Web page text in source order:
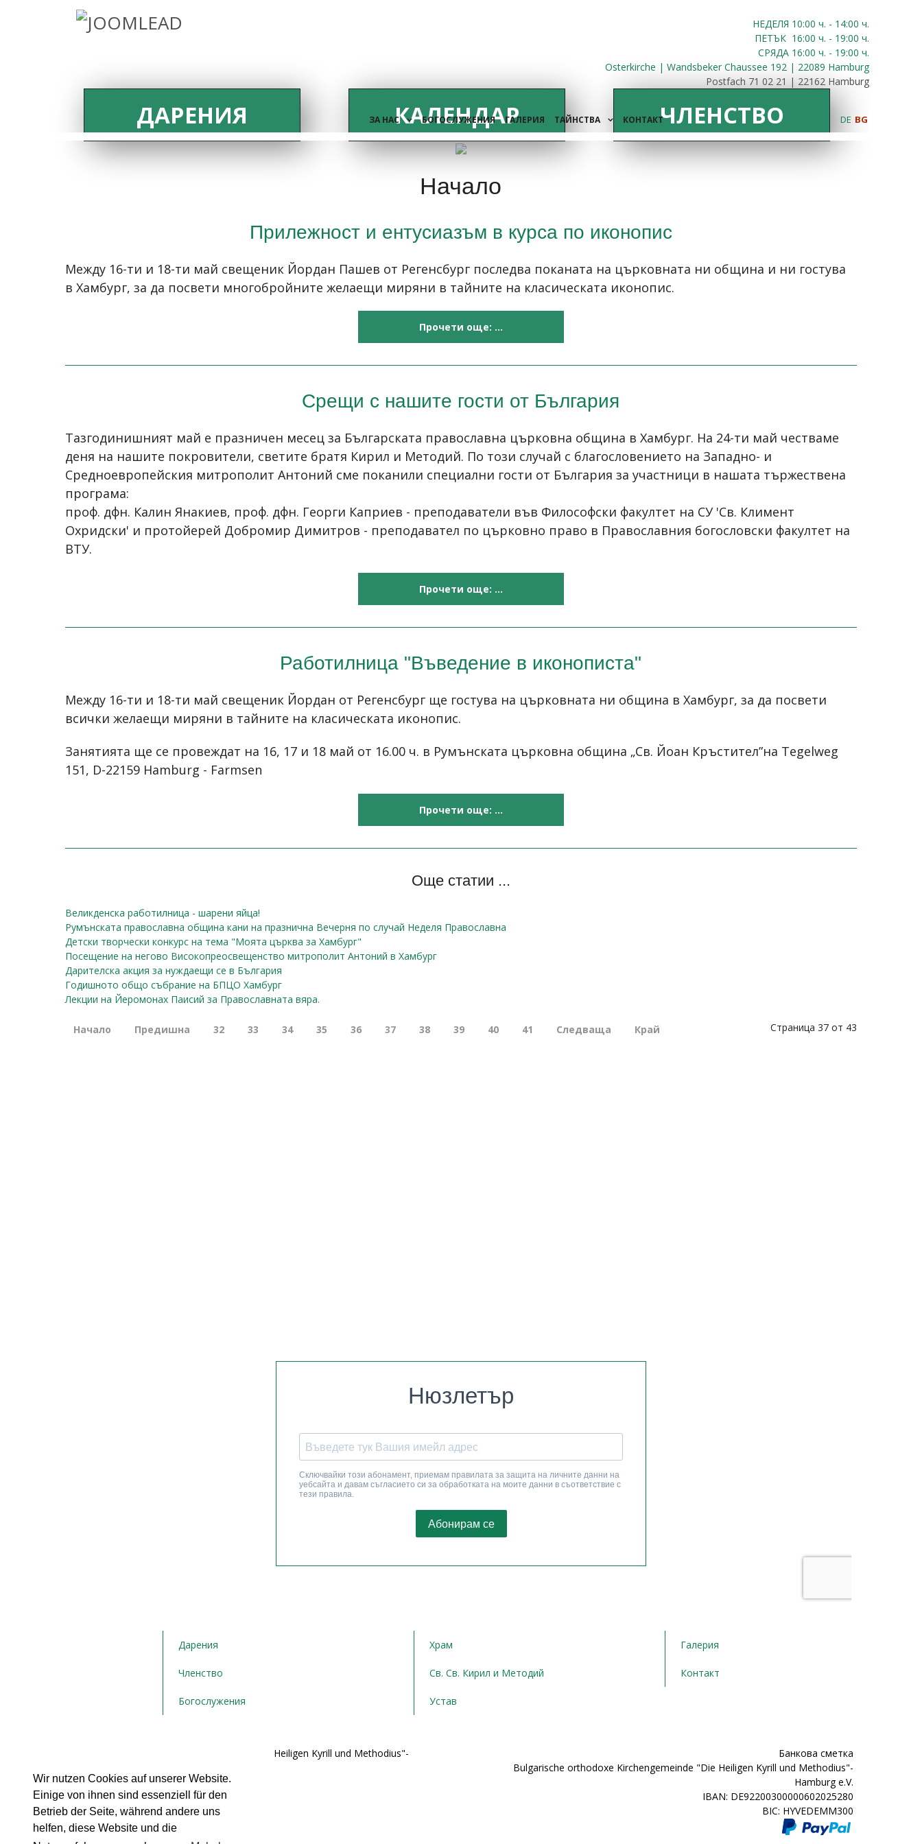
Wir nutzen Cookies auf unserer Website.
Einige von ihnen sind essenziell für den
Betrieb der Seite, während andere uns
helfen, diese Website und die
НЕДЕЛЯ 10:00 ч. - 14:00 ч.
ПЕТЪК 16:00 ч. - 19:00 ч.
СРЯДА 16:00 ч. - 19:00 ч.
Osterkirche | Wandsbeker Chaussee 192 | 22089 Hamburg
Postfach 71 02 21 | 22162 Hamburg
ЗА НАС БОГОСЛУЖЕНИЯ ГАЛЕРИЯ ТАЙНСТВА КОНТАКТ DE BG
ДАРЕНИЯ КАЛЕНДАР ЧЛЕНСТВО
Начало
Прилежност и ентусиазъм в курса по иконопис
Между 16-ти и 18-ти май свещеник Йордан Пашев от Регенсбург последва поканата на църковната ни община и ни гостува
в Хамбург, за да посвети многобройните желаещи миряни в тайните на класическата иконопис.
Прочети още: ...
Срещи с нашите гости от България
Тазгодинишният май е празничен месец за Българската православна църковна община в Хамбург. На 24-ти май честваме
деня на нашите покровители, светите братя Кирил и Методий. По този случай с благословението на Западно- и
Средноевропейския митрополит Антоний сме поканили специални гости от България за участници в нашата тържествена
програма:
проф. дфн. Калин Янакиев, проф. дфн. Георги Каприев - преподаватели във Философски факултет на СУ 'Св. Климент
Охридски' и протойерей Добромир Димитров - преподавател по църковно право в Православния богословски факултет на
ВТУ.
Прочети още: ...
Работилница "Въведение в иконописта"
Между 16-ти и 18-ти май свещеник Йордан от Регенсбург ще гостува на църковната ни община в Хамбург, за да посвети
всички желаещи миряни в тайните на класическата иконопис.
Занятията ще се провеждат на 16, 17 и 18 май от 16.00 ч. в Румънската църковна община „Св. Йоан Кръстител”на Tegelweg
151, D-22159 Hamburg - Farmsen
Прочети още: ...
Още статии ...
Великденска работилница - шарени яйца!
Румънската православна община кани на празнична Вечерня по случай Неделя Православна
Детски творчески конкурс на тема "Моята църква за Хамбург"
Посещение на негово Високопреосвещенство митрополит Антоний в Хамбург
Дарителска акция за нуждаещи се в България
Годишното общо събрание на БПЦО Хамбург
Лекции на Йеромонах Паисий за Православната вяра.
Страница 37 от 43
Начало Предишна 32 33 34 35 36 37 38 39 40 41 Следваща Край
Дарения
Членство
Богослужения
Храм
Св. Св. Кирил и Методий
Устав
Галерия
Контакт
Bulgarische orthodoxe Kirchengemeinde "Die Heiligen Kyrill und Methodius"-
Postfach 71 02 21
22162 Hamburg
Tel.: + ‭49 176 358 143 43‬
Банкова сметка
Bulgarische orthodoxe Kirchengemeinde "Die Heiligen Kyrill und Methodius"-
Hamburg e.V.
IBAN: DE92200300000602025280
BIC: HYVEDEMM300